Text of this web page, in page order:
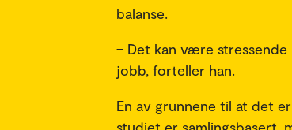
balanse.
– Det kan være
jobb, forteller han.
En av grunnene til at det